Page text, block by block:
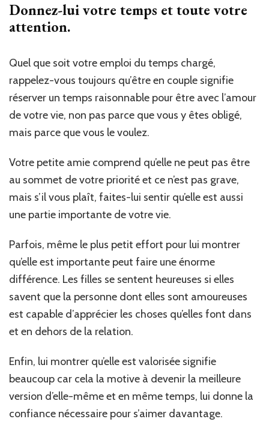
Donnez-lui votre temps et toute votre
attention.
Quel que soit votre emploi du temps chargé,
rappelez-vous toujours qu’être en couple signifie
réserver un temps raisonnable pour être avec l’amour
de votre vie, non pas parce que vous y êtes obligé,
mais parce que vous le voulez.
Votre petite amie comprend qu’elle ne peut pas être
au sommet de votre priorité et ce n’est pas grave,
mais s’il vous plaît, faites-lui sentir qu’elle est aussi
une partie importante de votre vie.
Parfois, même le plus petit effort pour lui montrer
qu’elle est importante peut faire une énorme
différence. Les filles se sentent heureuses si elles
savent que la personne dont elles sont amoureuses
est capable d’apprécier les choses qu’elles font dans
et en dehors de la relation.
Enfin, lui montrer qu’elle est valorisée signifie
beaucoup car cela la motive à devenir la meilleure
version d’elle-même et en même temps, lui donne la
confiance nécessaire pour s’aimer davantage.